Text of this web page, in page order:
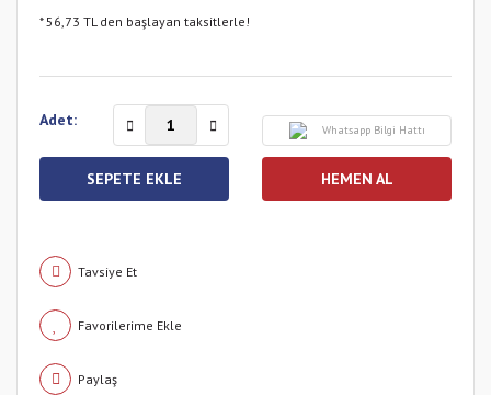
* 56,73 TL den başlayan taksitlerle!
Adet:
Whatsapp Bilgi Hattı
SEPETE EKLE HEMEN AL
Tavsiye Et
Paylaş